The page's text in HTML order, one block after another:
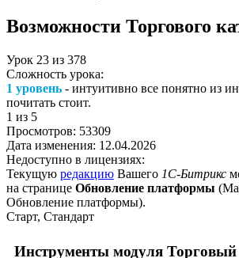
Возможности Торгового
Урок 23 из 378
Сложность урока:
1 уровень - интуитивно все понятно из
почитать стоит.
1 из 5
Просмотров: 53309
Дата изменения: 12.04.2026
Недоступно в лицензиях:
Текущую редакцию Вашего 1С-Битрикс
на странице Обновление платформы (
Обновление платформы).
Старт, Стандарт
Инструменты модуля Торговый